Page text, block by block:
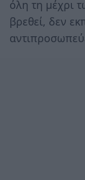
όλη τη μέχρι
βρεθεί, δεν